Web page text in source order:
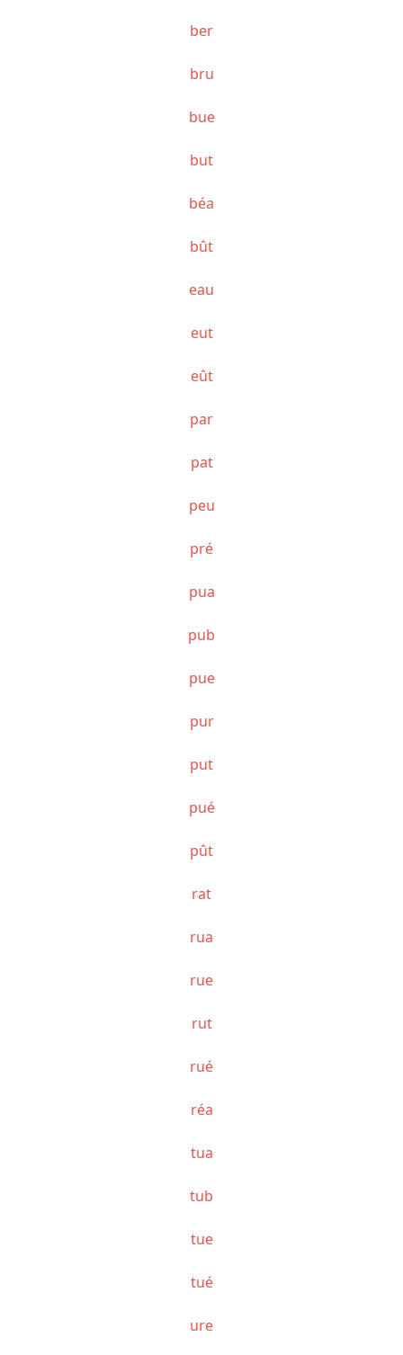
ber
bru
bue
but
béa
bût
eau
eut
eût
par
pat
peu
pré
pua
pub
pue
pur
put
pué
pût
rat
rua
rue
rut
rué
réa
tua
tub
tue
tué
ure